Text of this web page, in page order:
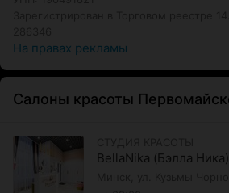
На правах рекламы
BellaNika (Бэлла Ника)